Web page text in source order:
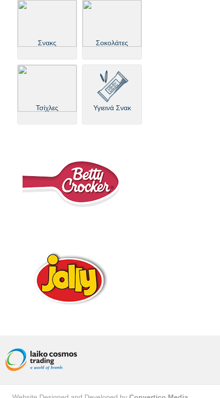
Σνακς Σοκολάτες
Τσίχλες Υγιεινά Σνακ